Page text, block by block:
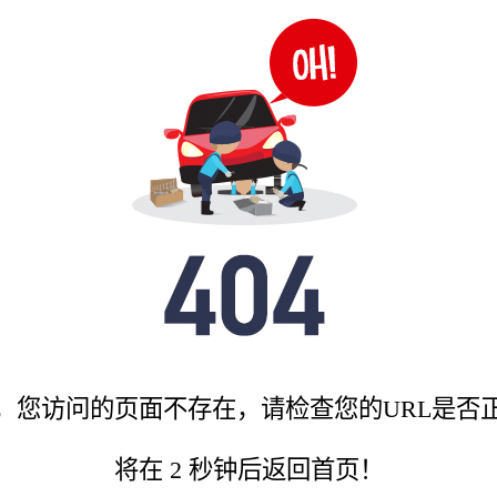
您访问的页面不存在，请检查您的URL是否
将在 2 秒钟后返回首页！